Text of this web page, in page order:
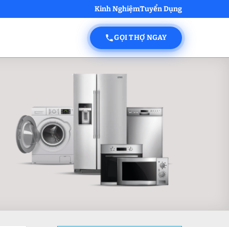
Kinh NghiệmTuyển Dụng
GỌI THỢ NGAY